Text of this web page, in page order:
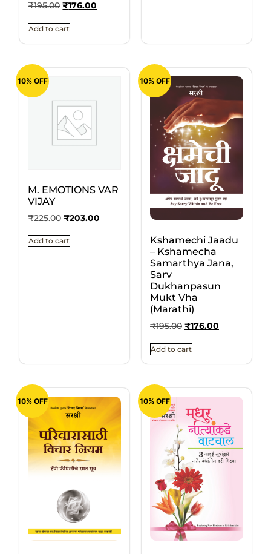
₹195.00 ₹176.00
Add to cart
10% OFF
M. EMOTIONS VAR
VIJAY
₹225.00 ₹203.00
Add to cart
10% OFF
Kshamechi Jaadu
– Kshamecha
Samarthya Jana,
Sarv
Dukhanpasun
Mukt Vha
(Marathi)
₹195.00 ₹176.00
Add to cart
10% OFF 10% OFF